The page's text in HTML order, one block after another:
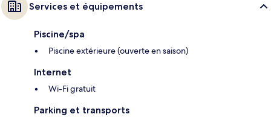
Services et équipements
Piscine/spa
Piscine extérieure (ouverte en saison)
Internet
Wi-Fi gratuit
Parking et transports